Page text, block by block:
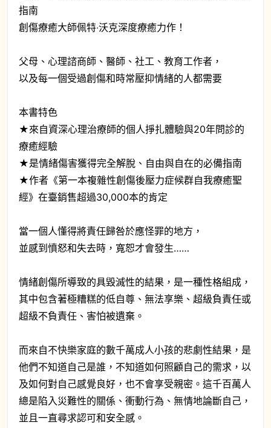
指南
創傷療癒大師佩特‧沃克深度療癒力作！
父母、心理諮商師、醫師、社工、教育工作者，
以及每一個受過創傷和時常壓抑情緒的人都需要
本書特色
★來自資深心理治療師的個人掙扎體驗與20年問診的
療癒經驗
★是情緒傷害獲得完全解脫、自由與自在的必備指南
★作者《第一本複雜性創傷後壓力症候群自我療癒聖
經》在臺銷售超過30,000本的肯定
當一個人懂得將責任歸咎於應怪罪的地方，
並感到憤怒和失去時，寬恕才會發生……
情緒創傷所導致的具毀滅性的結果，是一種性格組成，
其中包含著極糟糕的低自尊、無法享樂、超級負責任或
超級不負責任、害怕被遺棄。
而來自不快樂家庭的數千萬成人小孩的悲劇性結果，是
他們不知道自己是誰，不知道如何照顧自己的需求，以
及如何對自己感覺良好，也不會享受親密。這千百萬人
總是陷入災難性的關係、衝動行為、無情地論斷自己，
並且一直尋求認可和安全感。